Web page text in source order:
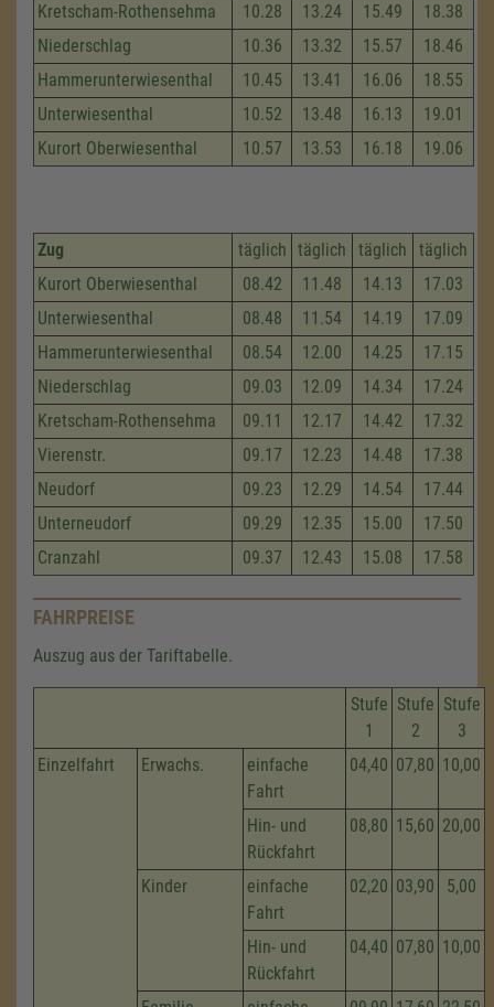
Kretscham-Rothensehma
10.28 13.24 15.49
18.38
Niederschlag
10.36 13.32 15.57
18.46
Hammerunterwiesenthal
10.45 13.41 16.06
18.55
Unterwiesenthal
10.52 13.48 16.13
19.01
Kurort Oberwiesenthal
10.57 13.53 16.18 19.06
Zug täglich täglich täglich
täglich
Kurort Oberwiesenthal
08.42 11.48 14.13
17.03
Unterwiesenthal
08.48 11.54 14.19
17.09
Hammerunterwiesenthal
08.54 12.00 14.25
17.15
Niederschlag
09.03 12.09 14.34
17.24
Kretscham-Rothensehma
09.11 12.17 14.42
17.32
Vierenstr.
09.17 12.23 14.48
17.38
Neudorf
09.23 12.29 14.54
17.44
Unterneudorf
09.29 12.35 15.00
17.50
Cranzahl
09.37 12.43 15.08 17.58
FAHRPREISE
Auszug aus der Tariftabelle.
Stufe
1
Stufe
2
Stufe
3
Einzelfahrt
Erwachs.
einfache
Fahrt
04,40 07,80 10,00
Hin- und
Rückfahrt
08,80 15,60 20,00
Kinder
einfache
Fahrt
02,20 03,90 5,00
Hin- und
Rückfahrt
04,40 07,80 10,00